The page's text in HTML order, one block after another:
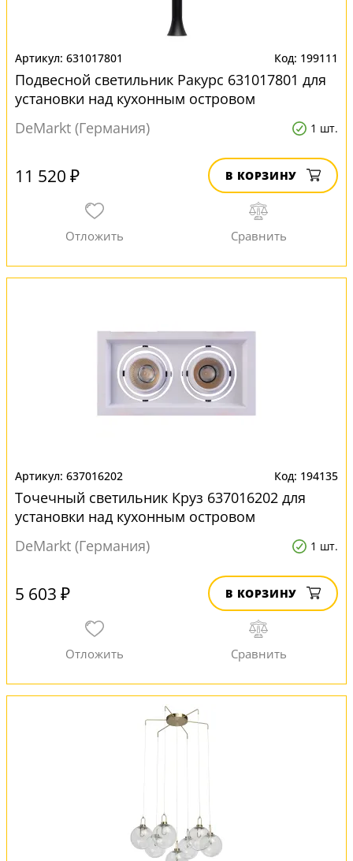
631017801 199111
Подвесной светильник Ракурс 631017801 для
установки над кухонным островом
DeMarkt (Германия)
1 шт.
11 520 ₽ В КОРЗИНУ
637016202 194135
Точечный светильник Круз 637016202 для
установки над кухонным островом
DeMarkt (Германия)
1 шт.
5 603 ₽ В КОРЗИНУ